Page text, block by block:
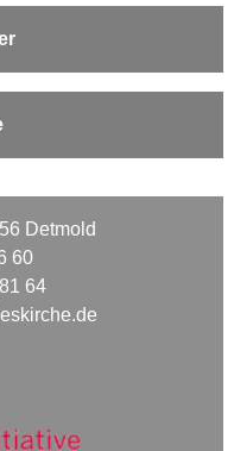
Detmold
60
64